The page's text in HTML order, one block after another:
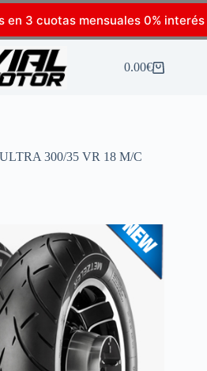
en 3 cuotas mensuales 0% interés
0.00€
300/35 VR 18 M/C